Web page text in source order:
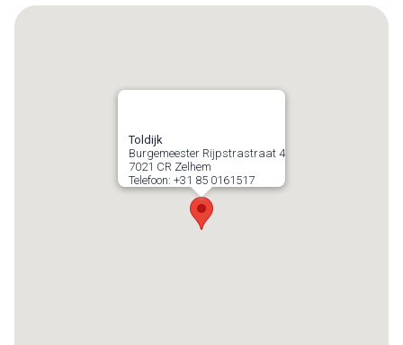
Toldijk
Burgemeester Rijpstrastraat 4
7021 CR Zelhem
Telefoon: +31 85 0161517